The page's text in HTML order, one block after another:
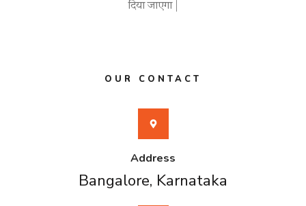
दिया जाएगा |
OUR CONTACT
Address
Bangalore, Karnataka